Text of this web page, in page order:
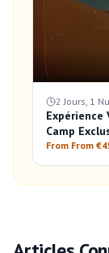
2 Jours, 1
Expérience
Camp
From From